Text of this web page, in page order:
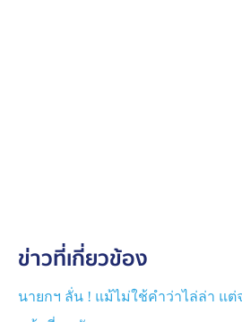
โดยมอบหมายให้ชุดปฏิบัติการที่ 1 ท
การที่ 2 ทำภารกิจควบคุมพื้นที่ตั้งแ
ข่าวที่เกี่ยวข้อง
นายกฯ ลั่น ! แม้ไม่ใช้คำว่าไล่ล่า แต่